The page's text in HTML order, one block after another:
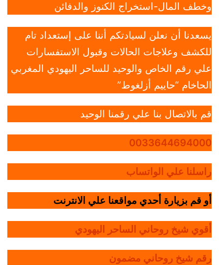
وخطف المال-استخراج الكنوز والدفائن
يسعدنا أن نعلن لسيادتكم أننا على إستعداد تام
للكشف وعلاجات الحالات وقبول الاستفسارات
علي رقم الخاص والوحيد للساحر اليهودي المغربي
الحاخام “حاييم أزلغوط”
قم بالاتصال بنا علي رقمنا الوحيد
0033644694000
راسلنا علي الواتساب
أو قم بزيارة أحدي مواقعنا علي الانترنت
أقوي شيخ روحاني الساحر اليهودي
رقم شيخ روحاني مضمون